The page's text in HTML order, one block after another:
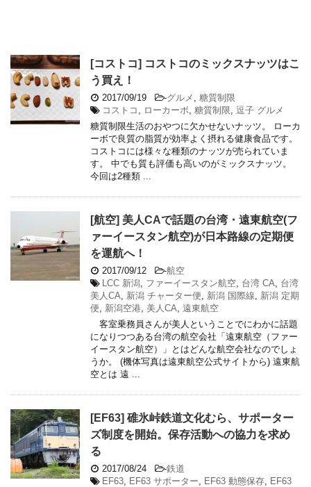
[コストコ] コストコのミックスナッツはこ
う買え！
2017/09/19 -グルメ
糖質制限
コストコ
ローカーボ 糖質制限 逗子 グルメ
糖質制限生活のおやつに欠かせないナッツ。 ローカ
ーボで良質の脂質が効率よく摂れる健康食品です。
コストコには様々な種類のナッツが売られていま
す。 中でも質も評価も高いのがミックスナッツ。
今回は2種類 ...
[航空] 美人CAで話題の台湾・遠東航空(フ
ァーイースタン航空)が日本路線の定期便
を運航へ！
2017/09/12 -航空
LCC 新潟 ファーイースタン航空 台湾 CA
台湾
美人CA
新潟 チャーター便 新潟 国際線
新潟 定期
便
新潟空港 美人CA 遠東航空
客室乗務員さんが美人ということでにわかに話題
になりつつある台湾の航空会社「遠東航空（ファー
イースタン航空）」とはどんな航空会社なのでしょ
うか。 (機体写真は遠東航空公式サイトから) 遠東航
空とは 遠 ...
[EF63] 碓氷峠鉄道文化むら、サポーター
ズ制度を開始。保存活動への協力を求め
る
2017/08/24 -鉄道
EF63 EF63 サポーター EF63 動態保存 EF63